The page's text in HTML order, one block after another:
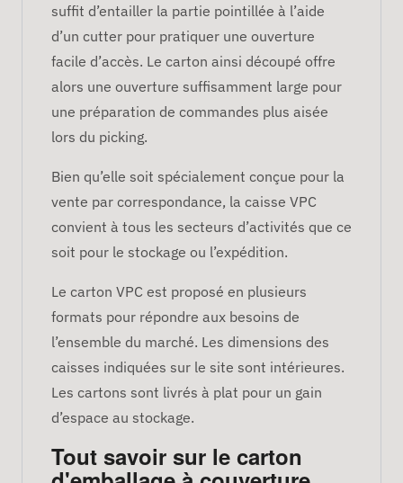
suffit d’entailler la partie pointillée à l’aide
d’un cutter pour pratiquer une ouverture
facile d’accès. Le carton ainsi découpé offre
alors une ouverture suffisamment large pour
une préparation de commandes plus aisée
lors du picking.
Bien qu’elle soit spécialement conçue pour la
vente par correspondance, la caisse VPC
convient à tous les secteurs d’activités que ce
soit pour le stockage ou l’expédition.
Le carton VPC est proposé en plusieurs
formats pour répondre aux besoins de
l’ensemble du marché. Les dimensions des
caisses indiquées sur le site sont intérieures.
Les cartons sont livrés à plat pour un gain
d’espace au stockage.
Tout savoir sur le carton